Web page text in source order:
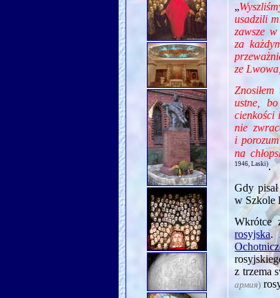
„
usadzili
zawsze
za
ze
ustne,
cienkości
nie
i
na
1946, Laski).
Gdy
w Szkole
Wkrótce
rosyjska.
z trzema
армия)